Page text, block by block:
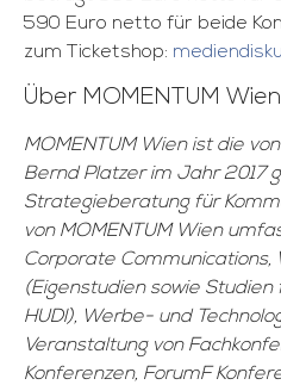
590 Euro netto für beide
zum Ticketshop:
Über MOMENTUM Wien
MOMENTUM Wien ist die
Bernd Platzer im Jahr 2017
Strategieberatung für
von MOMENTUM Wien
Corporate
(Eigenstudien sowie Studien
HUDI), Werbe- und
Veranstaltung von
Konferenzen, ForumF